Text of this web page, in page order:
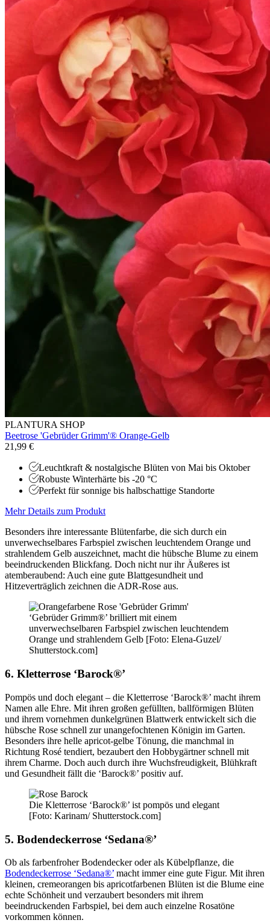
PLANTURA SHOP
Beetrose 'Gebrüder Grimm'® Orange-Gelb
21,99 €
Leuchtkraft & nostalgische Blüten von Mai bis Oktober
Robuste Winterhärte bis -20 °C
Perfekt für sonnige bis halbschattige Standorte
Mehr Details zum Produkt
Besonders ihre interessante Blütenfarbe, die sich durch ein
unverwechselbares Farbspiel zwischen leuchtendem Orange und
strahlendem Gelb auszeichnet, macht die hübsche Blume zu einem
beeindruckenden Blickfang. Doch nicht nur ihr Äußeres ist
atemberaubend: Auch eine gute Blattgesundheit und
Hitzeverträglich zeichnen die ADR-Rose aus.
‘Gebrüder Grimm®’ brilliert mit einem
unverwechselbaren Farbspiel zwischen leuchtendem
Orange und strahlendem Gelb [Foto: Elena-Guzel/
Shutterstock.com]
6. Kletterrose ‘Barock®’
Pompös und doch elegant – die Kletterrose ‘Barock®’ macht ihrem
Namen alle Ehre. Mit ihren großen gefüllten, ballförmigen Blüten
und ihrem vornehmen dunkelgrünen Blattwerk entwickelt sich die
hübsche Rose schnell zur unangefochtenen Königin im Garten.
Besonders ihre helle apricot-gelbe Tönung, die manchmal in
Richtung Rosé tendiert, bezaubert den Hobbygärtner schnell mit
ihrem Charme. Doch auch durch ihre Wuchsfreudigkeit, Blühkraft
und Gesundheit fällt die ‘Barock®’ positiv auf.
Die Kletterrose ‘Barock®’ ist pompös und elegant
[Foto: Karinam/ Shutterstock.com]
5. Bodendeckerrose ‘Sedana®’
Ob als farbenfroher Bodendecker oder als Kübelpflanze, die
Bodendeckerrose ‘Sedana®’ macht immer eine gute Figur. Mit ihren
kleinen, cremeorangen bis apricotfarbenen Blüten ist die Blume eine
echte Schönheit und verzaubert besonders mit ihrem
beeindruckenden Farbspiel, bei dem auch einzelne Rosatöne
vorkommen können.